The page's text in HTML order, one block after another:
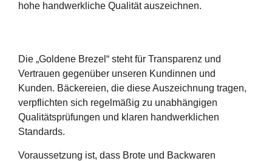
hohe handwerkliche Qualität auszeichnen.
Die „Goldene Brezel“ steht für Transparenz und
Vertrauen gegenüber unseren Kundinnen und
Kunden. Bäckereien, die diese Auszeichnung tragen,
verpflichten sich regelmäßig zu unabhängigen
Qualitätsprüfungen und klaren handwerklichen
Standards.
Voraussetzung ist, dass Brote und Backwaren